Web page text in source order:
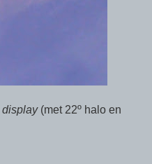
display(met 22º halo en